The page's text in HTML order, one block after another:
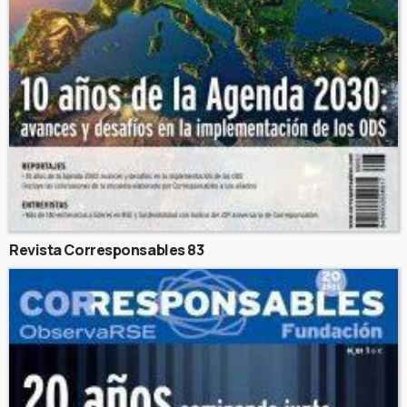
Revista Corresponsables 83